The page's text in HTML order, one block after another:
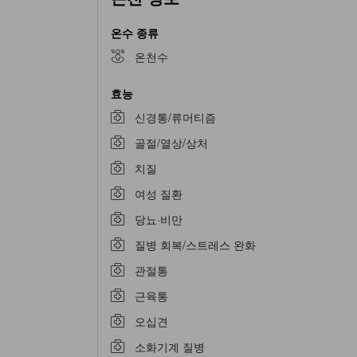
온수 종류
온천수
효능
신경통/류머티즘
골절/열상/상처
치질
여성 질환
당뇨·비만
질병 회복/스트레스 완화
관절통
근육통
오십견
소화기계 질병